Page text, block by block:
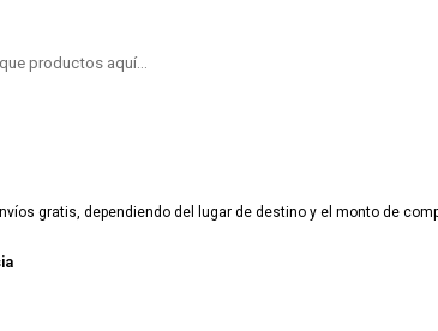
gratis, dependiendo del lugar de destino y el monto de